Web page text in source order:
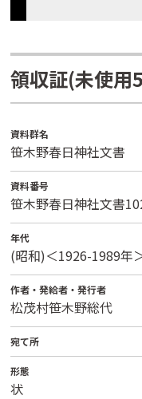
領収証(未使用
資料群名
笹木野春日神社文書
資料番号
笹木野春日神社文書
年代
(昭和)＜1926-1989年
作者・発給者・発行者
松茂村笹木野総代
宛て所
形態
状